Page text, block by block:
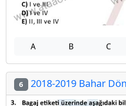
A B C
6 2018-2019 Bahar